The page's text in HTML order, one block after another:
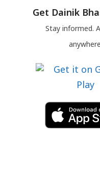
Get Dainik
Stay informed.